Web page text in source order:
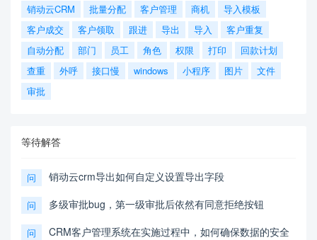
销动云CRM
批量分配 客户管理 商机
导入模板
客户成交
客户领取 跟进 导出 导入
客户重复
自动分配
部门 员工 角色 权限 打印
回款计划
查重
外呼 接口慢 windows 小程序 图片
文件
审批
等待解答
问 销动云crm导出如何自定义设置导出字段
问 多级审批bug，第一级审批后依然有同意拒绝按钮
问
CRM客户管理系统在实施过程中，如何确保数据的安全